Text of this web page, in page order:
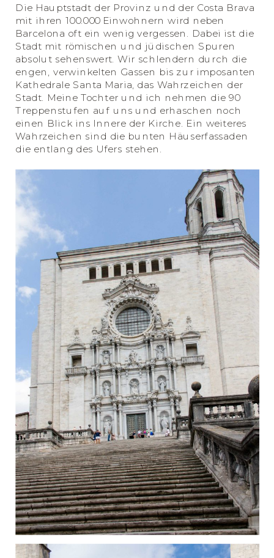
Die Hauptstadt der Provinz und der Costa Brava
mit ihren 100.000 Einwohnern wird neben
Barcelona oft ein wenig vergessen. Dabei ist die
Stadt mit römischen und jüdischen Spuren
absolut sehenswert. Wir schlendern durch die
engen, verwinkelten Gassen bis zur imposanten
Kathedrale Santa Maria, das Wahrzeichen der
Stadt. Meine Tochter und ich nehmen die 90
Treppenstufen auf uns und erhaschen noch
einen Blick ins Innere der Kirche. Ein weiteres
Wahrzeichen sind die bunten Häuserfassaden
die entlang des Ufers stehen.